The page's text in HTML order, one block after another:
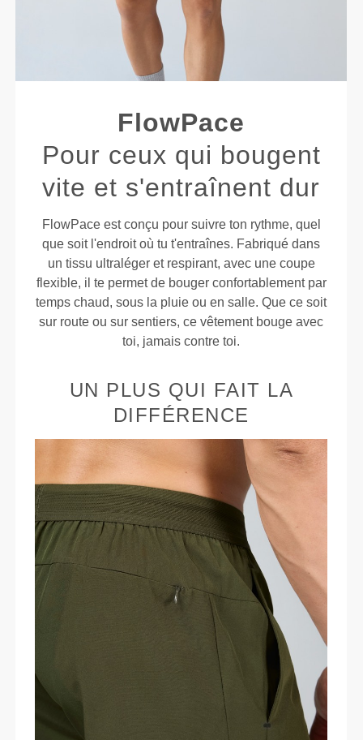
FlowPace
Pour ceux qui bougent
vite et s'entraînent dur
FlowPace est conçu pour suivre ton rythme, quel
que soit l'endroit où tu t'entraînes. Fabriqué dans
un tissu ultraléger et respirant, avec une coupe
flexible, il te permet de bouger confortablement par
temps chaud, sous la pluie ou en salle. Que ce soit
sur route ou sur sentiers, ce vêtement bouge avec
toi, jamais contre toi.
UN PLUS QUI FAIT LA
DIFFÉRENCE